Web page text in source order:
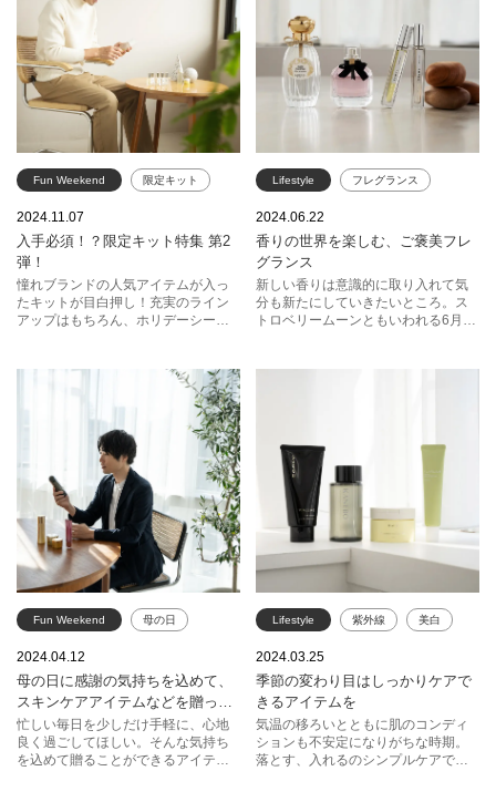
Fun Weekend 限定キット
ホリデー
ジョー マローン ロンドン RMK
エスティ ローダー
イヴ・サンローラン ジバンシイ
2024.11.07
入手必須！？限定キット特集 第2
弾！
憧れブランドの人気アイテムが入っ
たキットが目白押し！充実のライン
アップはもちろん、ホリデーシーズ
て。
Lifestyle フレグランス
THREE
グタール
2024.06.22
香りの世界を楽しむ、ご褒美フレ
グランス
新しい香りは意識的に取り入れて気
分も新たにしていきたいところ。ス
トロベリームーンともいわれる6月の
ていた香りを取り入れてみてはいか
Fun Weekend 母の日
スキンケア
SHISEIDO イヴ・サンローラン
ドクターシーラボ ファンケル
SK-Ⅱ ゲラン
2024.04.12
母の日に感謝の気持ちを込めて、
スキンケアアイテムなどを贈って
みませんか？
忙しい毎日を少しだけ手軽に、心地
良く過ごしてほしい。そんな気持ち
を込めて贈ることができるアイテム
Lifestyle 紫外線 美白
RMK
イヴ・サンローラン アルビオン
コスメデコルテ
2024.03.25
季節の変わり目はしっかりケアで
きるアイテムを
気温の移ろいとともに肌のコンディ
ションも不安定になりがちな時期。
落とす、入れるのシンプルケアでア